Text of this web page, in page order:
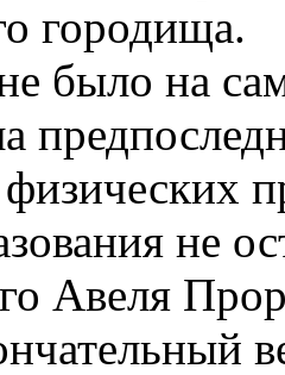
городища.
было на
не
Авеля